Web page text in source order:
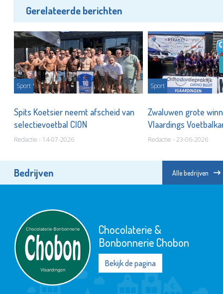
Gerelateerde berichten
Sport
Spits Koetsier neemt afscheid van
selectievoetbal CION
Redactie - 14-07-2026
Sport
Zwaluwen grote
Vlaardings
Redactie - 23-06-2026
Bedrijven Alle bedrijven
Chocolaterie &
Bonbonnerie Chobon
Bekijk de pagina